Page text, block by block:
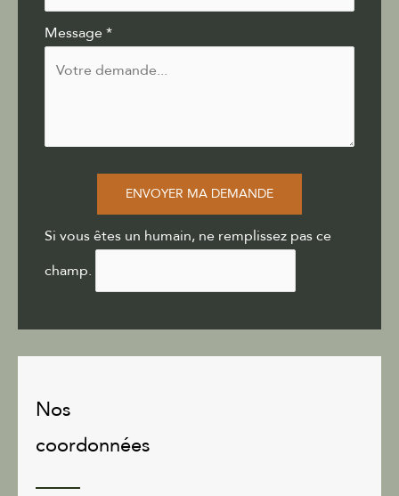
Message*
ENVOYER MA DEMANDE
Si vous êtes un humain, ne remplissez pas ce
champ.
Nos
coordonnées